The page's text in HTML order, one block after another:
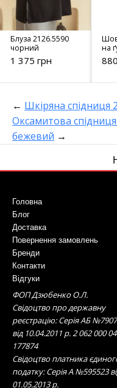
Блуза 2126.5590
чорний
1 375 грн
на
← Шкіряна спідниця
Оксамитова
бежевий →
Головна
Блог
Доставка
Повернення замовлень
Бренди
Контакти
Відгуки
ФОП Дзюбенко О.Л.
Свідоцтво про державну
реєстрацію: Серія АБ
від 10.04.2011 р. 2 062 000
177874
Свідоцтво платника
податку: Серія А №595523
01.05.2013 р.